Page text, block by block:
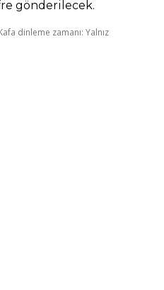
gönderilecek.
dinleme zamanı: Yalnız